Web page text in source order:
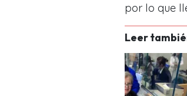
por lo que
Leer